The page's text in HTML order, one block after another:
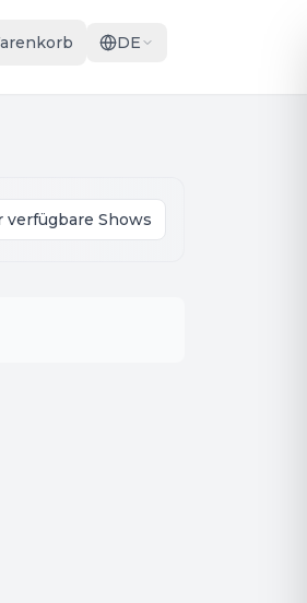
DE
verfügbare Shows